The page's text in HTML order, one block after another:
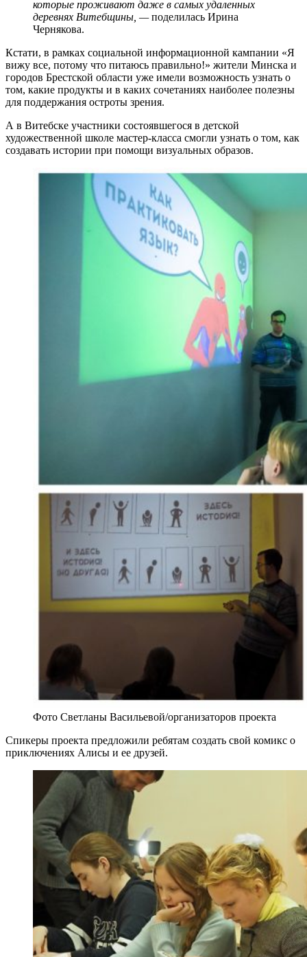
которые проживают даже в самых удаленных
деревнях Витебщины, —поделилась Ирина
Чернякова.
Кстати, в рамках социальной информационной кампании «Я
вижу все, потому что питаюсь правильно!» жители Минска и
городов Брестской области уже имели возможность узнать о
том, какие продукты и в каких сочетаниях наиболее полезны
для поддержания остроты зрения.
А в Витебске участники состоявшегося в детской
художественной школе мастер-класса смогли узнать о том, как
создавать истории при помощи визуальных образов.
Фото Светланы Васильевой/организаторов проекта
Спикеры проекта предложили ребятам создать свой комикс о
приключениях Алисы и ее друзей.